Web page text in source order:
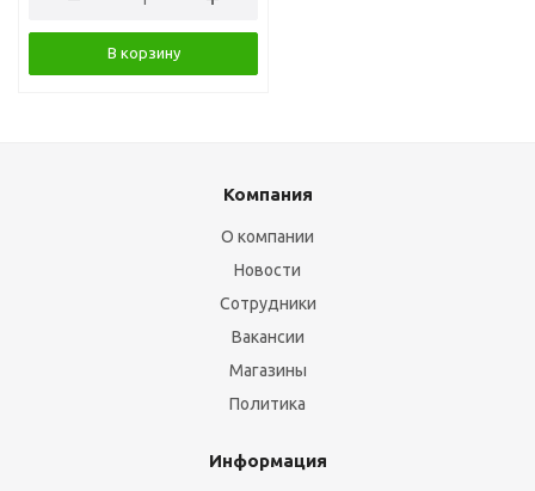
В корзину
Компания
О компании
Новости
Сотрудники
Вакансии
Магазины
Политика
Информация